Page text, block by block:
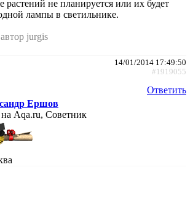
растений не планируется или их будет
лампы в светильнике.
jurgis
14/01/2014 17:49:50
#1919055
Ответить
Ершов
Aqa.ru, Советник